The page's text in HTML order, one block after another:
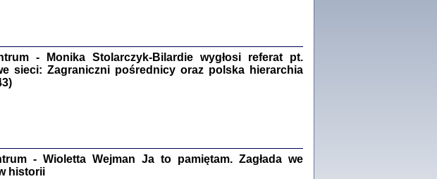
oprac. Aleksandra Bańkowska
Warszawa 2022
- Monika Stolarczyk-Bilardie wygłosi referat pt.
sieci: Zagraniczni pośrednicy oraz polska hierarchia
- Wioletta Wejman Ja to pamiętam. Zagłada we
historii